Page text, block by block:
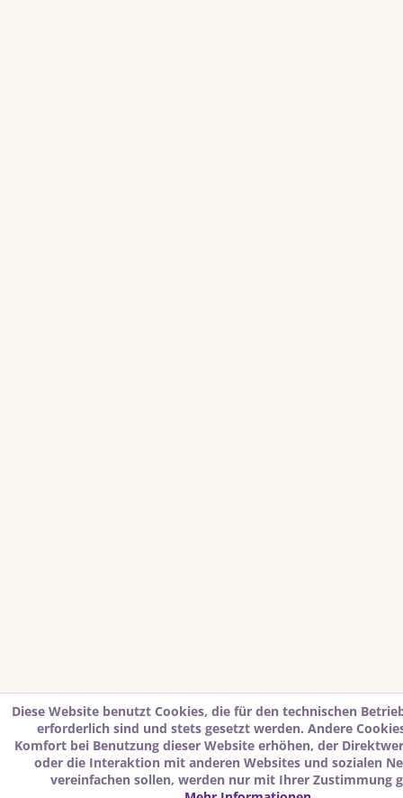
Diese Website benutzt Cookies, die für den technischen
erforderlich sind und stets gesetzt werden. Andere
Komfort bei Benutzung dieser Website erhöhen, der
oder die Interaktion mit anderen Websites und sozialen
vereinfachen sollen, werden nur mit Ihrer Zustimmung